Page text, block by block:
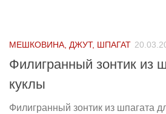
МЕШКОВИНА, ДЖУТ, ШПАГАТ
Филигранный зонтик из
куклы
Филигранный зонтик из шпагата